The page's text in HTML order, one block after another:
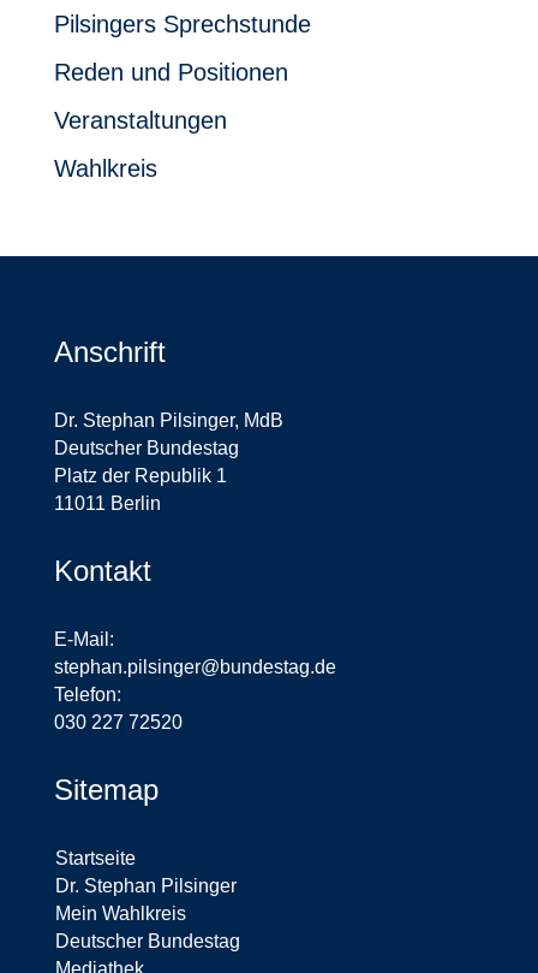
Pilsingers Sprechstunde
Reden und Positionen
Veranstaltungen
Wahlkreis
Anschrift
Dr. Stephan Pilsinger, MdB
Deutscher Bundestag
Platz der Republik 1
11011 Berlin
Kontakt
E-Mail:
stephan.pilsinger@bundestag.de
Telefon:
030 227 72520
Sitemap
Startseite
Dr. Stephan Pilsinger
Mein Wahlkreis
Deutscher Bundestag
Mediathek